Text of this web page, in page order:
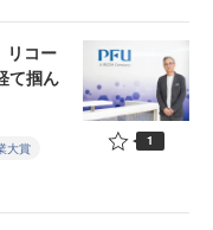
リコー
て掴ん
大賞 1